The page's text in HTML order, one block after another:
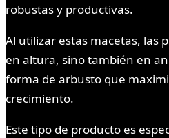
robustas y productivas.
Al utilizar estas macetas, las
en altura, sino también en
forma de arbusto que
crecimiento.
Este tipo de producto es